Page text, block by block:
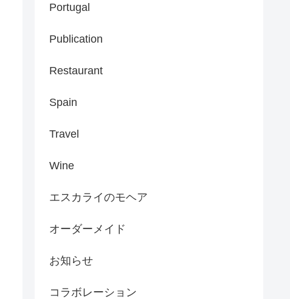
Portugal
Publication
Restaurant
Spain
Travel
Wine
エスカライのモヘア
オーダーメイド
お知らせ
コラボレーション